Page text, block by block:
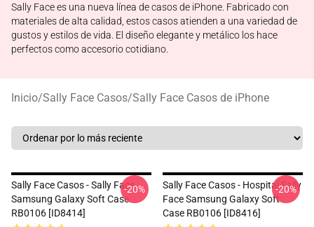
Sally Face es una nueva línea de casos de iPhone. Fabricado con
materiales de alta calidad, estos casos atienden a una variedad de
gustos y estilos de vida. El diseño elegante y metálico los hace
perfectos como accesorio cotidiano.
Inicio/Sally Face Casos/Sally Face Casos de iPhone
Sally Face Casos - Sally Face
Samsung Galaxy Soft Case
RB0106 [ID8414]
-20%
Sally Face Casos - Hospital Sally
Face Samsung Galaxy Soft
Case RB0106 [ID8416]
-20%